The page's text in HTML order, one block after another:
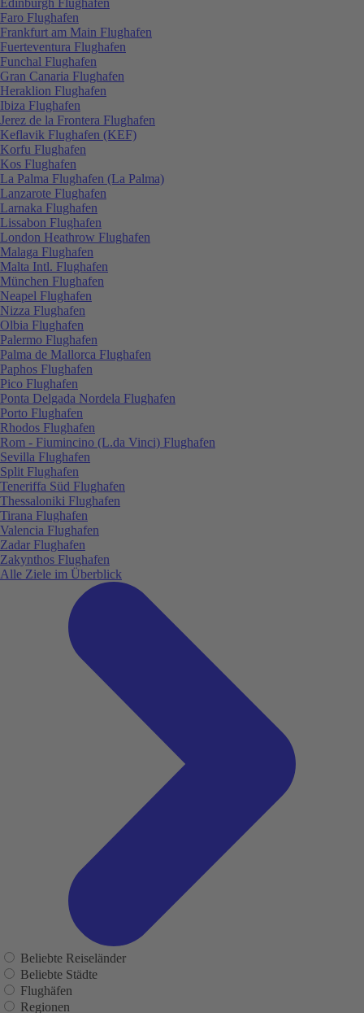
Faro Flughafen
Frankfurt am Main Flughafen
Fuerteventura Flughafen
Funchal Flughafen
Gran Canaria Flughafen
Heraklion Flughafen
Ibiza Flughafen
Jerez de la Frontera Flughafen
Keflavik Flughafen (KEF)
Korfu Flughafen
Kos Flughafen
La Palma Flughafen (La Palma)
Lanzarote Flughafen
Larnaka Flughafen
Lissabon Flughafen
London Heathrow Flughafen
Malaga Flughafen
Malta Intl. Flughafen
München Flughafen
Neapel Flughafen
Nizza Flughafen
Olbia Flughafen
Palermo Flughafen
Palma de Mallorca Flughafen
Paphos Flughafen
Pico Flughafen
Ponta Delgada Nordela Flughafen
Porto Flughafen
Rhodos Flughafen
Rom - Fiumincino (L.da Vinci) Flughafen
Sevilla Flughafen
Split Flughafen
Teneriffa Süd Flughafen
Thessaloniki Flughafen
Tirana Flughafen
Valencia Flughafen
Zadar Flughafen
Zakynthos Flughafen
Alle Ziele im Überblick
Beliebte Reiseländer
Beliebte Städte
Flughäfen
Regionen